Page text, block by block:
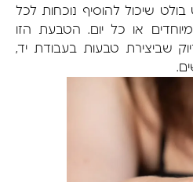
שיכול להוסיף נוכחות לכל
או כל יום. הטבעת הזו
שביצירת טבעות בעבודת יד,